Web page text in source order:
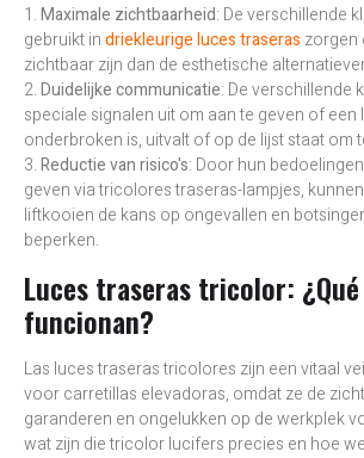
1.Maximale zichtbaarheid: De verschillende
gebruikt indriekleurige luces traseras zorgen
zichtbaar zijn dan de esthetische
2.Duidelijke communicatie: De verschillende
speciale signalen uit om aan te geven of een
onderbroken is, uitvalt of op de lijst staat om
3.Reductie van risico's: Door hun
geven via tricolores traseras-lampjes,
liftkooien de kans op ongevallen en
beperken.
Luces traseras tricolor:
funcionan?
Las luces traseras tricolores zijn een vitaal
voor carretillas elevadoras, omdat ze de
garanderen en ongelukken op de werkplek
wat zijn die tricolor lucifers precies en hoe